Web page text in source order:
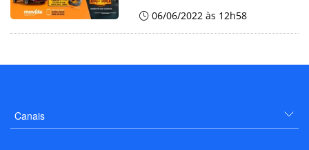
06/06/2022 às 12h58
Canais